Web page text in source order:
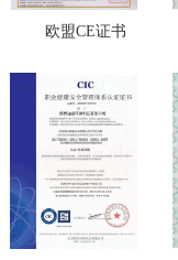
欧盟CE证书